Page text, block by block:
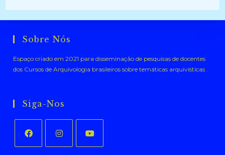
Sobre Nós
Espaço criado em 2021 para disseminação de pesquisas de docentes
dos Cursos de Arquivologia brasileiros sobre temáticas arquivísticas .
Siga-Nos